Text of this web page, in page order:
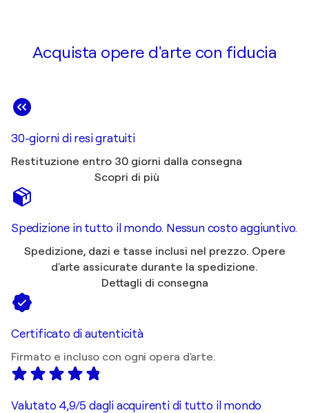
Acquista opere d'arte con fiducia
30-giorni di resi gratuiti
Restituzione entro 30 giorni dalla consegna
Scopri di più
Spedizione in tutto il mondo. Nessun costo aggiuntivo.
Spedizione, dazi e tasse inclusi nel prezzo. Opere
d'arte assicurate durante la spedizione.
Dettagli di consegna
Certificato di autenticità
Firmato e incluso con ogni opera d'arte.
Valutato 4,9/5 dagli acquirenti di tutto il mondo